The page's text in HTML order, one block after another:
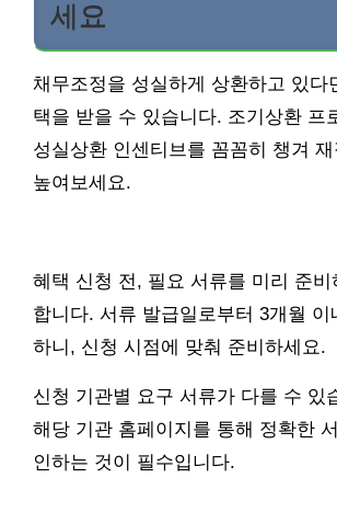
세요
채무조정을 성실하게 상환하고 있다
택을 받을 수 있습니다. 조기상환 프
성실상환 인센티브를 꼼꼼히 챙겨
높여보세요.
혜택 신청 전, 필요 서류를 미리 준비
합니다. 서류 발급일로부터 3개월 이
하니, 신청 시점에 맞춰 준비하세요.
신청 기관별 요구 서류가 다를 수 있
해당 기관 홈페이지를 통해 정확한
인하는 것이 필수입니다.